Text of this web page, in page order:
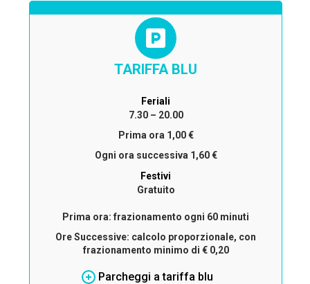
TARIFFA BLU
Feriali
7.30 – 20.00
Prima ora 1,00 €
Ogni ora successiva 1,60 €
Festivi
Gratuito
Prima ora: frazionamento ogni 60 minuti
Ore Successive: calcolo proporzionale, con
frazionamento minimo di € 0,20
Parcheggi a tariffa blu